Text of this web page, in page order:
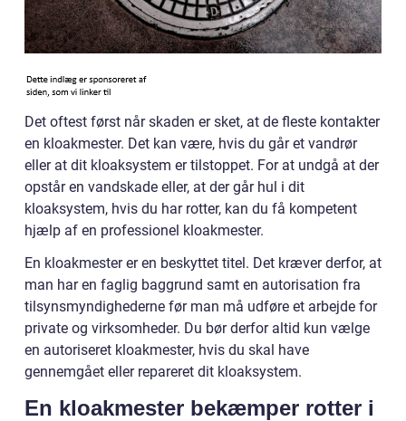
Det oftest først når skaden er sket, at de fleste kontakter
en kloakmester. Det kan være, hvis du går et vandrør
eller at dit kloaksystem er tilstoppet. For at undgå at der
opstår en vandskade eller, at der går hul i dit
kloaksystem, hvis du har rotter, kan du få kompetent
hjælp af en professionel kloakmester.
En kloakmester er en beskyttet titel. Det kræver derfor, at
man har en faglig baggrund samt en autorisation fra
tilsynsmyndighederne før man må udføre et arbejde for
private og virksomheder. Du bør derfor altid kun vælge
en autoriseret kloakmester, hvis du skal have
gennemgået eller repareret dit kloaksystem.
En kloakmester bekæmper rotter i